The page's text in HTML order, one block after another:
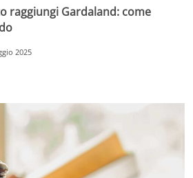
raggiungi Gardaland: come
2025